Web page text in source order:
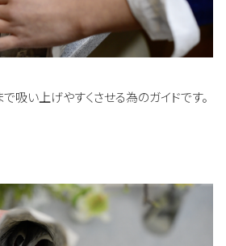
吸い上げやすくさせる為のガイドです。